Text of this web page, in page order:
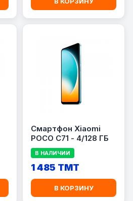
Смартфон Xiaomi
POCO C71 - 4/128 ГБ
В НАЛИЧИИ
1 485 TMT
В КОРЗИНУ